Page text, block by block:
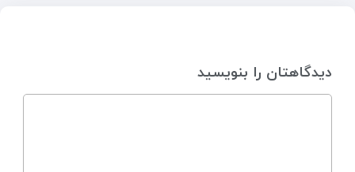
دیدگاهتان را بنویسید